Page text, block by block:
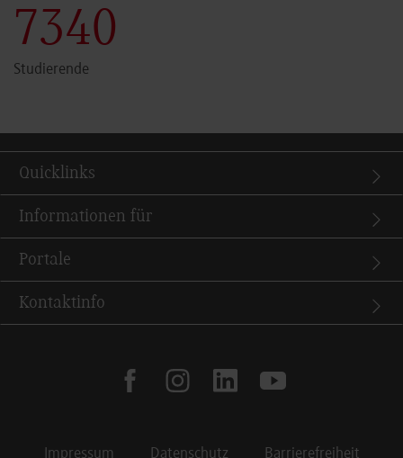
7341
Studierende
Quicklinks
Informationen für
Portale
Kontaktinfo
facebookinstagramlinkedin youtube